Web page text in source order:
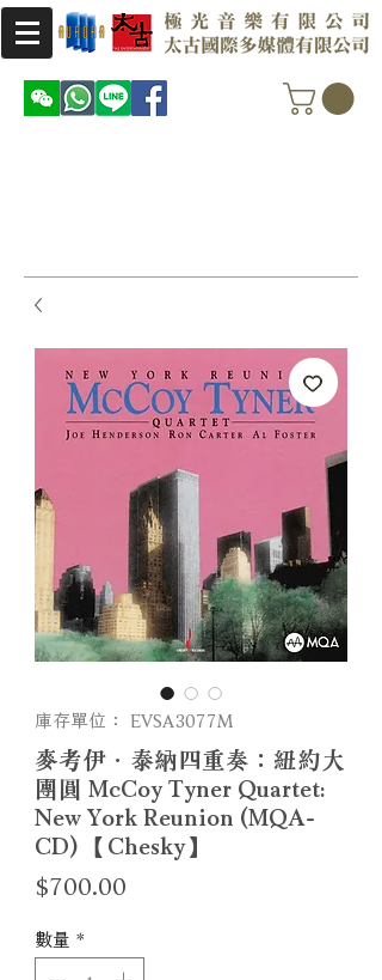
庫存單位： EVSA3077M
麥考伊．泰納四重奏：紐約大
團圓 McCoy Tyner Quartet:
New York Reunion (MQA-
CD) 【Chesky】
$700.00
數量 *